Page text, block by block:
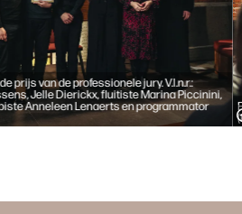
prijs van de professionele jury. V.l.n.r.:
Jelle Dierickx, fluitiste Marina Piccinini,
Anneleen Lenaerts en programmator